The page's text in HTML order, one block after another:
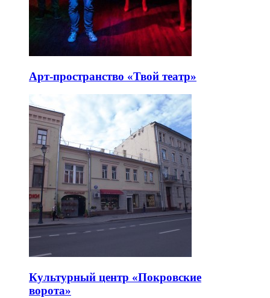
Арт-пространство «Твой театр»
Культурный центр «Покровские
ворота»